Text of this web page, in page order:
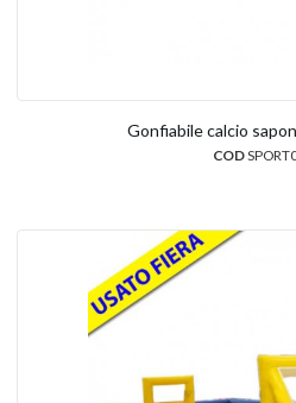
Gonfiabile calcio
COD